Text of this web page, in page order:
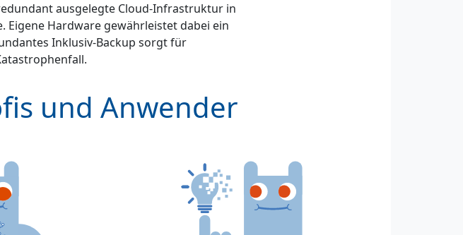
ausgelegte Cloud-Infrastruktur in
Eigene Hardware gewährleistet dabei ein
Inklusiv-Backup sorgt für
und Anwender